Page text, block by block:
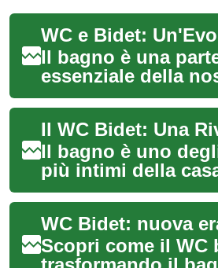
Il bagno è una
essenziale della
quotidiana, e nel
anni, le tecnologie
si son...
Il bagno è uno
più intimi della
comodità può
significativamente
q...
Scopri come il WC